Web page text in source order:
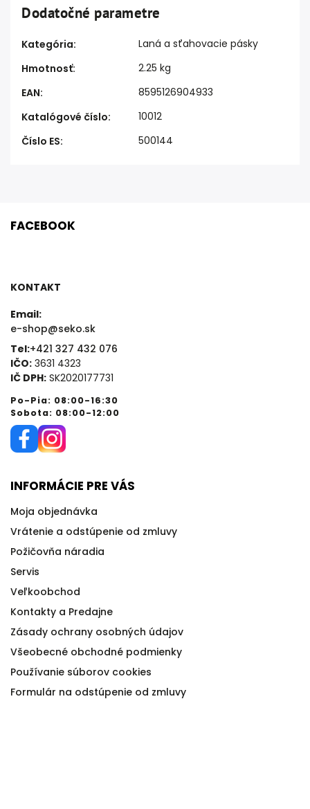
Dodatočné parametre
Kategória:
Laná a sťahovacie pásky
Hmotnosť:
2.25 kg
EAN:
8595126904933
Katalógové číslo:
10012
Číslo ES: 500144
FACEBOOK
KONTAKT
Email:
e-shop@seko.sk
Tel:+421 327 432 076
IČO: 3631 4323
IČ DPH: SK2020177731
Po-Pia: 08:00-16:30
Sobota: 08:00-12:00
INFORMÁCIE PRE VÁS
Moja objednávka
Vrátenie a odstúpenie od zmluvy
Požičovňa náradia
Servis
Veľkoobchod
Kontakty a Predajne
Zásady ochrany osobných údajov
Všeobecné obchodné podmienky
Používanie súborov cookies
Formulár na odstúpenie od zmluvy